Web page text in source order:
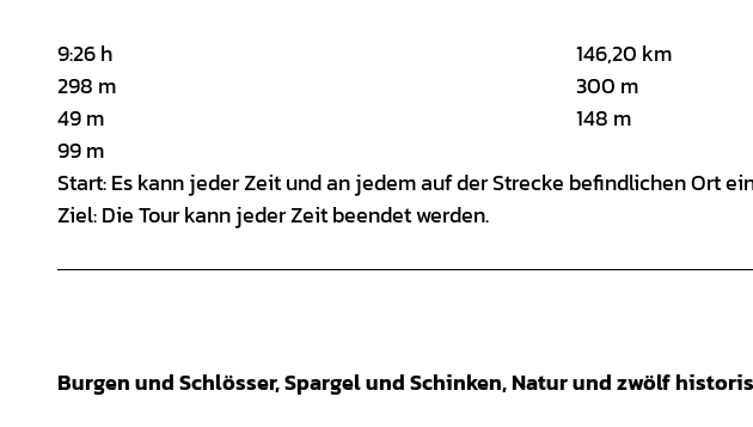
9:26 h
146,20 km
298 m
300 m
49 m
148 m
99 m
Start: Es kann jeder Zeit und an jedem auf der Strecke befindlichen Ort
Ziel: Die Tour kann jeder Zeit beendet werden.
Burgen und Schlösser, Spargel und Schinken, Natur und zwölf